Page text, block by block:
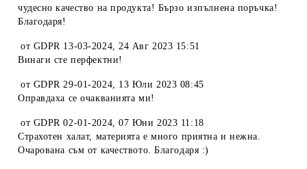
чудесно качество на продукта! Бързо изпълнена поръчка!
Благодаря!
от GDPR 13-03-2024,24 Авг 2023 15:51
Винаги сте перфектни!
от GDPR 29-01-2024, 13 Юли 2023 08:45
Оправдаха се очакванията ми!
от GDPR 02-01-2024,07 Юни 2023 11:18
Страхотен халат, материята е много приятна и нежна.
Очарована съм от качеството. Благодаря :)